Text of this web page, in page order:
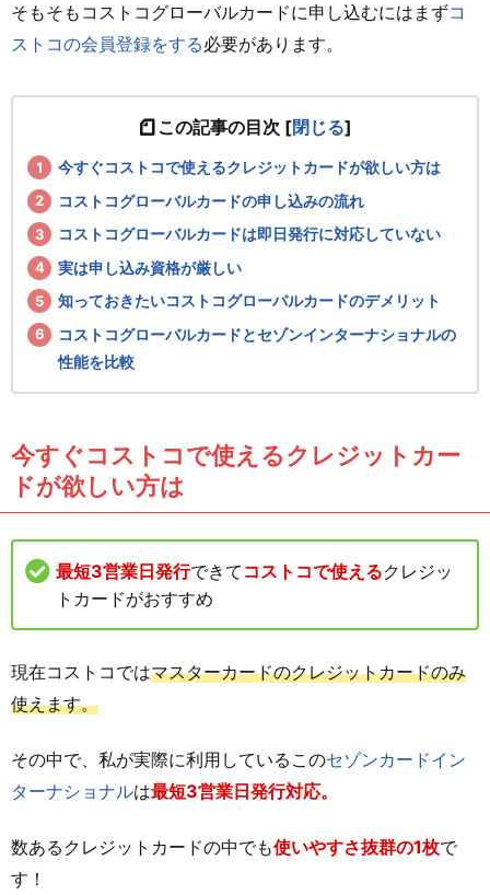
そもそもコストコグローバルカードに申し込むにはまずコ
ストコの会員登録をする必要があります。
この記事の目次 [閉じる]
今すぐコストコで使えるクレジットカードが欲しい方は
コストコグローバルカードの申し込みの流れ
コストコグローバルカードは即日発行に対応していない
実は申し込み資格が厳しい
知っておきたいコストコグローバルカードのデメリット
コストコグローバルカードとセゾンインターナショナルの
性能を比較
今すぐコストコで使えるクレジットカー
ドが欲しい方は
最短3営業日発行できて コストコで使えるクレジッ
トカードがおすすめ
現在コストコではマスターカードのクレジットカードのみ
使えます。
その中で、私が実際に利用しているこのセゾンカードイン
ターナショナルは最短3営業日発行対応。
数あるクレジットカードの中でも使いやすさ抜群の1枚で
す！